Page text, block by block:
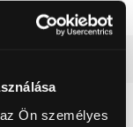
Ön személyes